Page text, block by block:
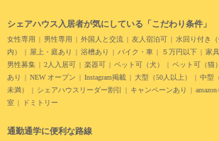
シェアハウス入居者が気にしている「こだわり条件」
女性専用 男性専用 外国人と交流 友人宿泊可 水回り付き（
内）
屋上・庭あり 浴槽あり バイク・車 ５万円以下 家
男性募集
2人入居可 楽器可 ペット可（犬） ペット可（猫）
あり
NEW オープン Instagram掲載 大型（50人以上） 中型
未満）
シェアハウスリーダー割引 キャンペーンあり
室
ドミトリー
通勤通学に便利な路線